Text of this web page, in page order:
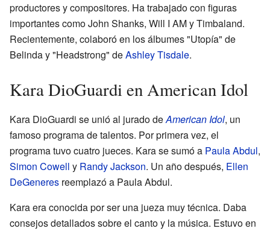
productores y compositores. Ha trabajado con figuras
importantes como John Shanks, Will I AM y Timbaland.
Recientemente, colaboró en los álbumes "Utopía" de
Belinda y "Headstrong" deAshley Tisdale.
Kara DioGuardi en American Idol
Kara DioGuardi se unió al jurado deAmerican Idol, un
famoso programa de talentos. Por primera vez, el
programa tuvo cuatro jueces. Kara se sumó a Paula Abdul,
Simon Cowell y Randy Jackson. Un año después, Ellen
DeGeneres reemplazó a Paula Abdul.
Kara era conocida por ser una jueza muy técnica. Daba
consejos detallados sobre el canto y la música. Estuvo en